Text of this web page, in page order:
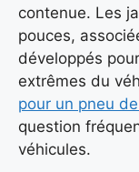
contenue. Les
pouces,
développés
extrêmes du
pour un pneu
question
véhicules.